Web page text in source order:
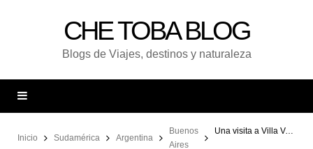
CHE TOBA BLOG
Blogs de Viajes, destinos y naturaleza
Inicio Sudamérica Argentina
Buenos
Aires
Una visita a Villa Ventana, Provincia de Buenos Aires